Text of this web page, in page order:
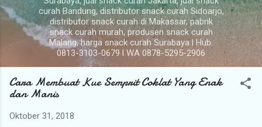
curah Bandung, distributor snack curah Sidoarjo,
distributor snack curah di Makassar, pabrik
snack curah murah, produsen snack curah
Malang, harga snack curah Surabaya l Hub.
0813-3103-0679 l WA 0878-5295-2906
Cara Membuat Kue Semprit Coklat Yang Enak
dan Manis
Oktober 31, 2018